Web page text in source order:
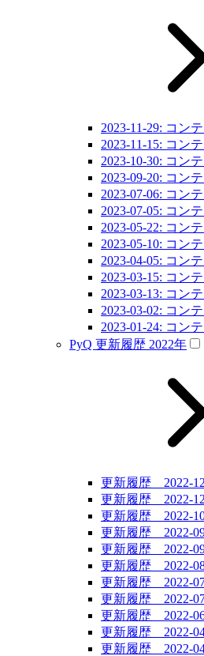
2023-11-29: コン
2023-11-15: コン
2023-10-30: コン
2023-09-20: コン
2023-07-06: コン
2023-07-05: コン
2023-05-22: コン
2023-05-10: コン
2023-04-05: コン
2023-03-15: コン
2023-03-13: コン
2023-03-02: コン
2023-01-24: コン
PyQ 更新履歴 2022年
更新履歴 2022-
更新履歴 2022-
更新履歴 2022-
更新履歴 2022-
更新履歴 2022-
更新履歴 2022-
更新履歴 2022-
更新履歴 2022-
更新履歴 2022-
更新履歴 2022-
更新履歴 2022-